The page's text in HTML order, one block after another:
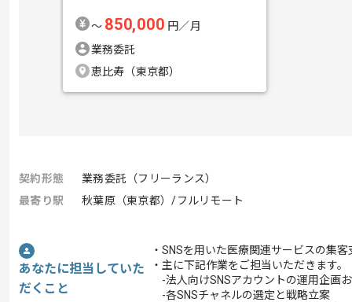
〜 850,000 円／月
業務委託
恵比寿（東京都）
契約形態
業務委託（フリーランス）
最寄り駅
秋葉原（東京都）/フルリモート
あなたに担当していた
だくこと
・SNSを用いた医療関連サービスの集
・主に下記作業をご担当いただきます。
-法人向けSNSアカウントの運用企画
-各SNSチャネルの選定と戦略立案